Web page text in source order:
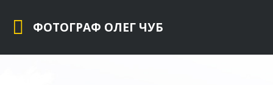
ФОТОГРАФ ОЛЕГ ЧУБ